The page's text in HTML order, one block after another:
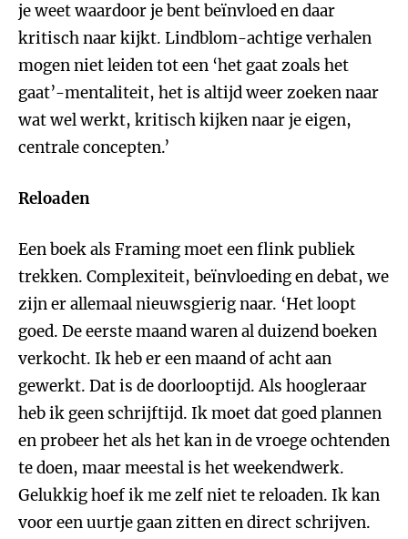
je weet waardoor je bent beïnvloed en daar
kritisch naar kijkt. Lindblom-achtige verhalen
mogen niet leiden tot een ‘het gaat zoals het
gaat’-mentaliteit, het is altijd weer zoeken naar
wat wel werkt, kritisch kijken naar je eigen,
centrale concepten.’
Reloaden
Een boek als Framing moet een flink publiek
trekken. Complexiteit, beïnvloeding en debat, we
zijn er allemaal nieuwsgierig naar. ‘Het loopt
goed. De eerste maand waren al duizend boeken
verkocht. Ik heb er een maand of acht aan
gewerkt. Dat is de doorlooptijd. Als hoogleraar
heb ik geen schrijftijd. Ik moet dat goed plannen
en probeer het als het kan in de vroege ochtenden
te doen, maar meestal is het weekendwerk.
Gelukkig hoef ik me zelf niet te reloaden. Ik kan
voor een uurtje gaan zitten en direct schrijven.